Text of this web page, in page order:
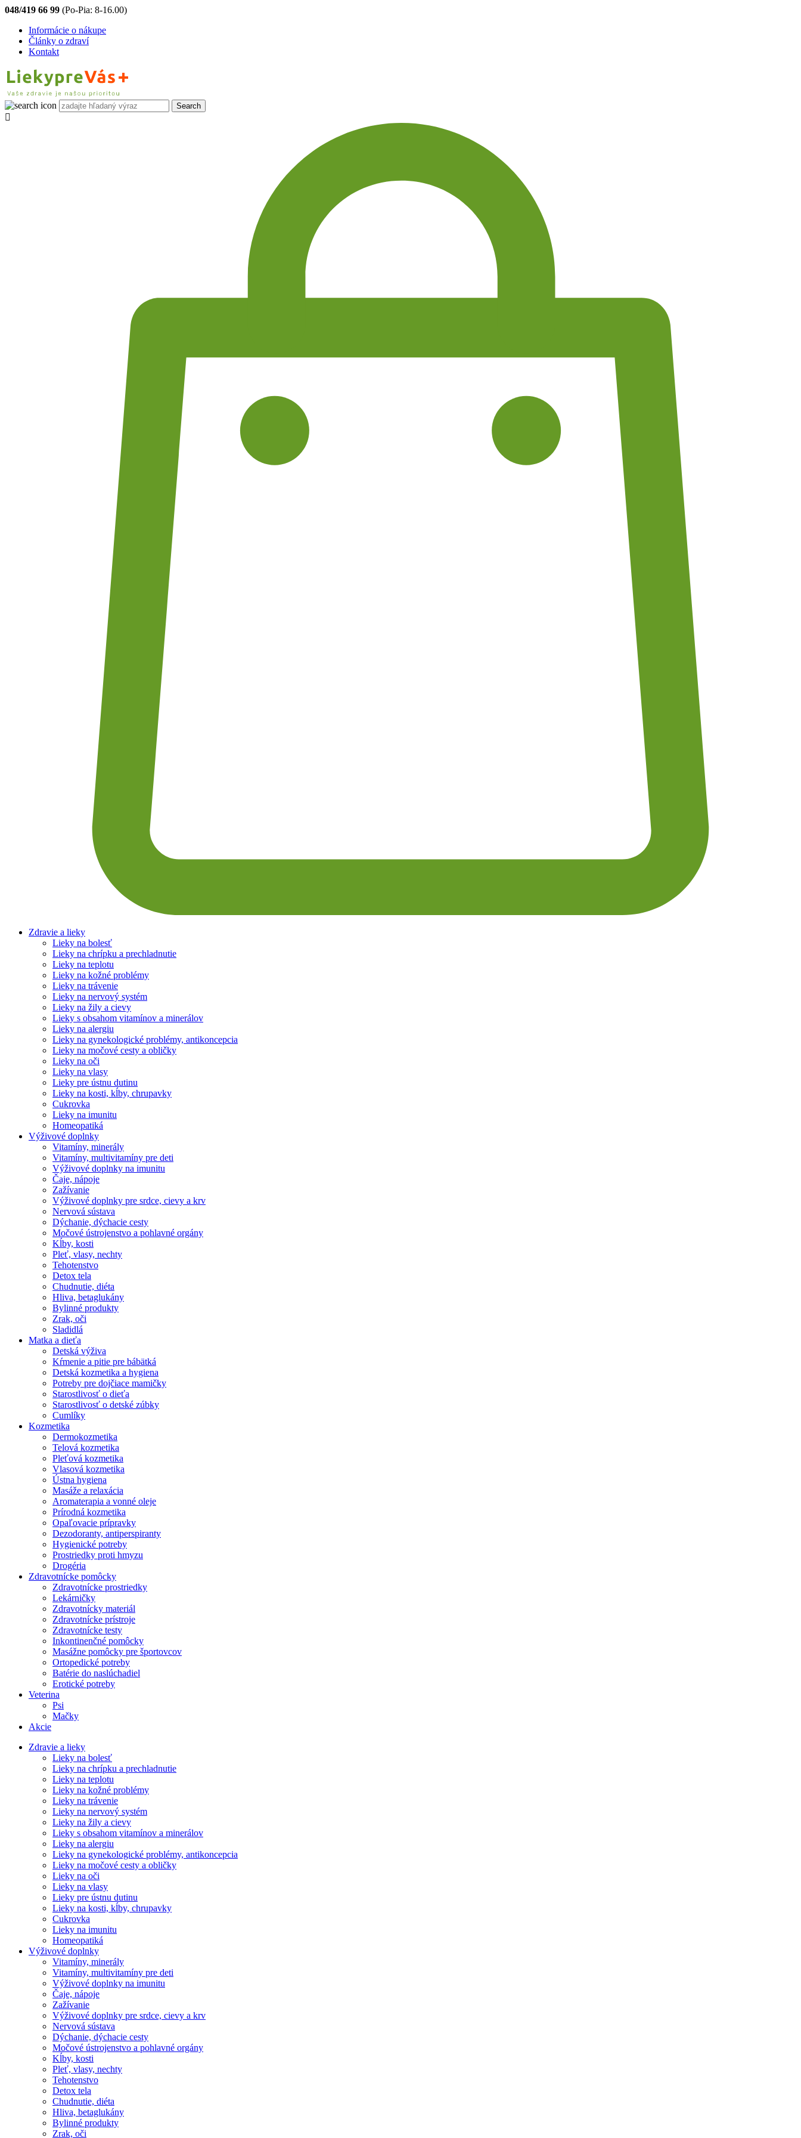
048/419 66 99 (Po-Pia: 8-16.00)
Informácie o nákupe
Články o zdraví
Kontakt
Zdravie a lieky
Lieky na bolesť
Lieky na chrípku a prechladnutie
Lieky na teplotu
Lieky na kožné problémy
Lieky na trávenie
Lieky na nervový systém
Lieky na žily a cievy
Lieky s obsahom vitamínov a minerálov
Lieky na alergiu
Lieky na gynekologické problémy, antikoncepcia
Lieky na močové cesty a obličky
Lieky na oči
Lieky na vlasy
Lieky pre ústnu dutinu
Lieky na kosti, kĺby, chrupavky
Cukrovka
Lieky na imunitu
Homeopatiká
Výživové doplnky
Vitamíny, minerály
Vitamíny, multivitamíny pre deti
Výživové doplnky na imunitu
Čaje, nápoje
Zažívanie
Výživové doplnky pre srdce, cievy a krv
Nervová sústava
Dýchanie, dýchacie cesty
Močové ústrojenstvo a pohlavné orgány
Kĺby, kosti
Pleť, vlasy, nechty
Tehotenstvo
Detox tela
Chudnutie, diéta
Hliva, betaglukány
Bylinné produkty
Zrak, oči
Sladidlá
Matka a dieťa
Detská výživa
Kŕmenie a pitie pre bábätká
Detská kozmetika a hygiena
Potreby pre dojčiace mamičky
Starostlivosť o dieťa
Starostlivosť o detské zúbky
Cumlíky
Kozmetika
Dermokozmetika
Telová kozmetika
Pleťová kozmetika
Vlasová kozmetika
Ústna hygiena
Masáže a relaxácia
Aromaterapia a vonné oleje
Prírodná kozmetika
Opaľovacie prípravky
Dezodoranty, antiperspiranty
Hygienické potreby
Prostriedky proti hmyzu
Drogéria
Zdravotnícke pomôcky
Zdravotnícke prostriedky
Lekárničky
Zdravotnícky materiál
Zdravotnícke prístroje
Zdravotnícke testy
Inkontinenčné pomôcky
Masážne pomôcky pre športovcov
Ortopedické potreby
Batérie do naslúchadiel
Erotické potreby
Veterina
Psi
Mačky
Akcie
Zdravie a lieky
Lieky na bolesť
Lieky na chrípku a prechladnutie
Lieky na teplotu
Lieky na kožné problémy
Lieky na trávenie
Lieky na nervový systém
Lieky na žily a cievy
Lieky s obsahom vitamínov a minerálov
Lieky na alergiu
Lieky na gynekologické problémy, antikoncepcia
Lieky na močové cesty a obličky
Lieky na oči
Lieky na vlasy
Lieky pre ústnu dutinu
Lieky na kosti, kĺby, chrupavky
Cukrovka
Lieky na imunitu
Homeopatiká
Výživové doplnky
Vitamíny, minerály
Vitamíny, multivitamíny pre deti
Výživové doplnky na imunitu
Čaje, nápoje
Zažívanie
Výživové doplnky pre srdce, cievy a krv
Nervová sústava
Dýchanie, dýchacie cesty
Močové ústrojenstvo a pohlavné orgány
Kĺby, kosti
Pleť, vlasy, nechty
Tehotenstvo
Detox tela
Chudnutie, diéta
Hliva, betaglukány
Bylinné produkty
Zrak, oči